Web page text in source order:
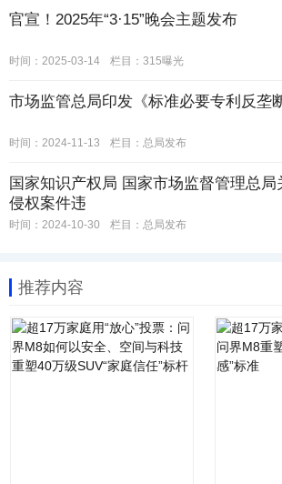
官宣！2025年“3·15”晚会主题发布
时间：2025-03-14 栏目： 315曝光
市场监管总局印发《标准必要专利反垄
时间：2024-11-13 栏目： 总局发布
国家知识产权局 国家市场监督管理总
侵权案件违
时间：2024-10-30 栏目： 总局发布
推荐内容